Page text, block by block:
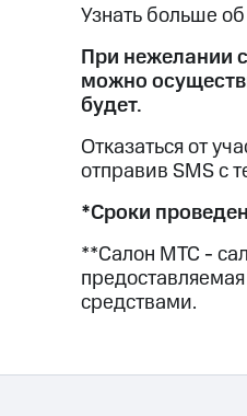
Узнать больше
При нежелании
можно
будет.
Отказаться от
отправив SMS с
*Сроки
**Салон МТС -
средствами.